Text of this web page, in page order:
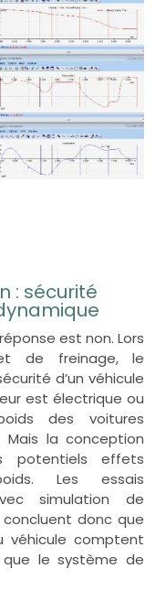
: sécurité
est non. Lors
de freinage, le
d’un véhicule
est électrique ou
des voitures
la conception
potentiels effets
Les essais
simulation de
donc que
comptent
le système de